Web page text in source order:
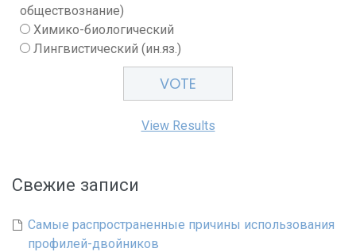
обществознание)
Химико-биологический
Лингвистический (ин.яз.)
View Results
Свежие записи
Самые распространенные причины использования
профилей-двойников